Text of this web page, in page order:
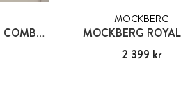
MOCKBERG TIMELESS COMBO GOLD
MOCKBERG
MOCKBERG ROYAL
Pris :2 399 kr
2 399 kr